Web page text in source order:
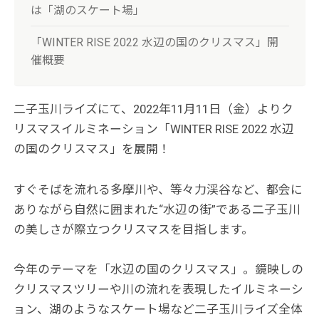
は「湖のスケート場」
「WINTER RISE 2022 水辺の国のクリスマス」開
催概要
二子玉川ライズにて、2022年11月11日（金）よりク
リスマスイルミネーション「WINTER RISE 2022 水辺
の国のクリスマス」を展開！
すぐそばを流れる多摩川や、等々力渓谷など、都会に
ありながら自然に囲まれた“水辺の街”である二子玉川
の美しさが際立つクリスマスを目指します。
今年のテーマを「水辺の国のクリスマス」。鏡映しの
クリスマスツリーや川の流れを表現したイルミネーシ
ョン、湖のようなスケート場など二子玉川ライズ全体